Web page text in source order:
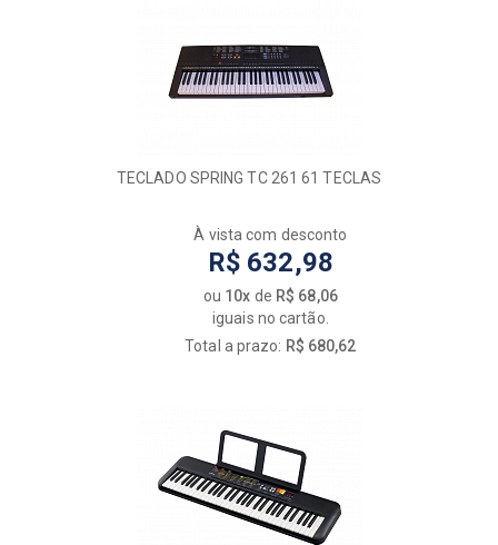
TECLADO SPRING TC 261 61 TECLAS
À vista com desconto
R$ 632,98
ou 10x de R$ 68,06
iguais no cartão.
Total a prazo: R$ 680,62